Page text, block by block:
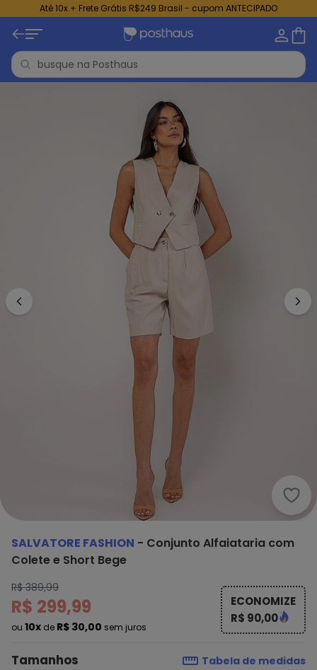
Até 10x + Frete Grátis R$249 Brasil - cupom ANTECIPADO
SALVATORE FASHION - Conjunto Alfaiataria com
Colete e Short Bege
R$ 389,99
R$ 299,99
ou 10x de R$ 30,00 sem juros
ECONOMIZE
R$ 90,00
Tamanhos Tabela de medidas